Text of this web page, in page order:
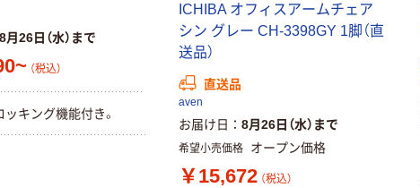
8月26日（水）まで
（税込）
ッキング機能付き。
ICHIBA オフィスアームチェア
シン グレー CH-3398GY 1脚（直
送品）
直送品
aven
お届け日 8月26日（水）まで
希望小売価格 オープン価格
￥15,672 （税込）